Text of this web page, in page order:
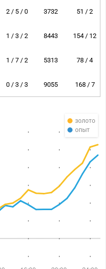
2 / 5 / 0 3732 51 / 2
1 / 3 / 2 8443 154 / 12
1 / 7 / 2 5313 78 / 4
0 / 3 / 3 9055 168 / 7
золото
опыт